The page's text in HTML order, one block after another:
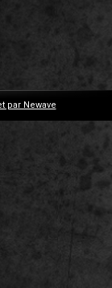
par Newave